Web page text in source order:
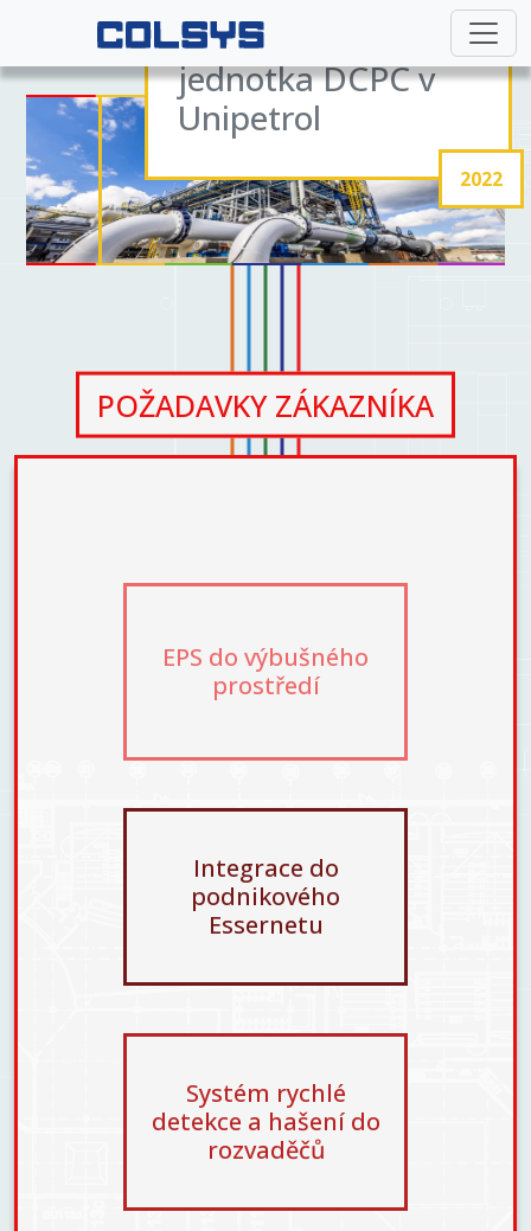
Nová výrobní
jednotka DCPC v
Unipetrol
2022
POŽADAVKY ZÁKAZNÍKA
EPS do výbušného
prostředí
Integrace do
podnikového
Essernetu
Systém rychlé
detekce a hašení do
rozvaděčů